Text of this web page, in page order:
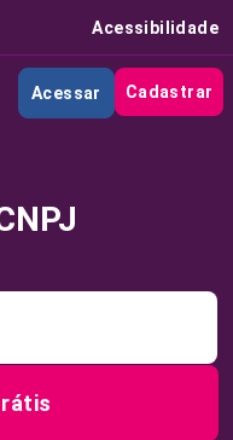
Acessibilidade
Acessar Cadastrar